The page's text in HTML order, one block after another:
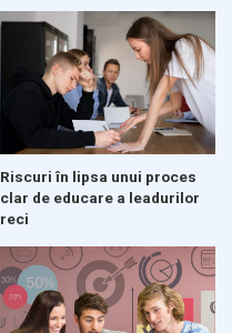
Riscuri în lipsa unui proces
clar de educare a leadurilor
reci